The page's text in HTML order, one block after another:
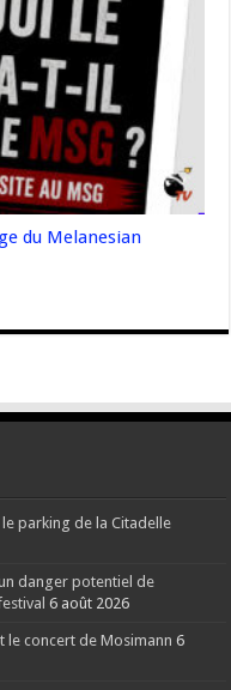
du Melanesian
parking de la Citadelle
danger potentiel de
6 août 2026
le concert de Mosimann 6